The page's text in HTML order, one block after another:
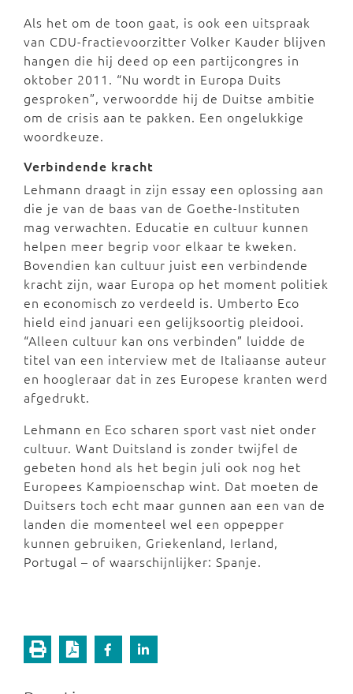
Als het om de toon gaat, is ook een uitspraak
van CDU-fractievoorzitter Volker Kauder blijven
hangen die hij deed op een partijcongres in
oktober 2011. “Nu wordt in Europa Duits
gesproken”, verwoordde hij de Duitse ambitie
om de crisis aan te pakken. Een ongelukkige
woordkeuze.
Verbindende kracht
Lehmann draagt in zijn essay een oplossing aan
die je van de baas van de Goethe-Instituten
mag verwachten. Educatie en cultuur kunnen
helpen meer begrip voor elkaar te kweken.
Bovendien kan cultuur juist een verbindende
kracht zijn, waar Europa op het moment politiek
en economisch zo verdeeld is. Umberto Eco
hield eind januari een gelijksoortig pleidooi.
“Alleen cultuur kan ons verbinden” luidde de
titel van een interview met de Italiaanse auteur
en hoogleraar dat in zes Europese kranten werd
afgedrukt.
Lehmann en Eco scharen sport vast niet onder
cultuur. Want Duitsland is zonder twijfel de
gebeten hond als het begin juli ook nog het
Europees Kampioenschap wint. Dat moeten de
Duitsers toch echt maar gunnen aan een van de
landen die momenteel wel een oppepper
kunnen gebruiken, Griekenland, Ierland,
Portugal – of waarschijnlijker: Spanje.